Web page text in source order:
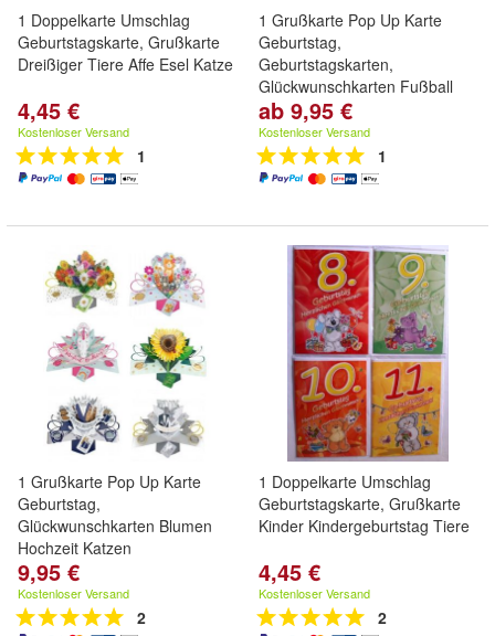
1 Doppelkarte Umschlag
Geburtstagskarte, Grußkarte
Dreißiger Tiere Affe Esel Katze
4,45 €
Kostenloser Versand
1
1 Grußkarte Pop Up Karte
Geburtstag,
Geburtstagskarten,
Glückwunschkarten Fußball
ab 9,95 €
Kostenloser Versand
1
1 Grußkarte Pop Up Karte
Geburtstag,
Glückwunschkarten Blumen
Hochzeit Katzen
9,95 €
Kostenloser Versand
2
1 Doppelkarte Umschlag
Geburtstagskarte, Grußkarte
Kinder Kindergeburtstag Tiere
4,45 €
Kostenloser Versand
2